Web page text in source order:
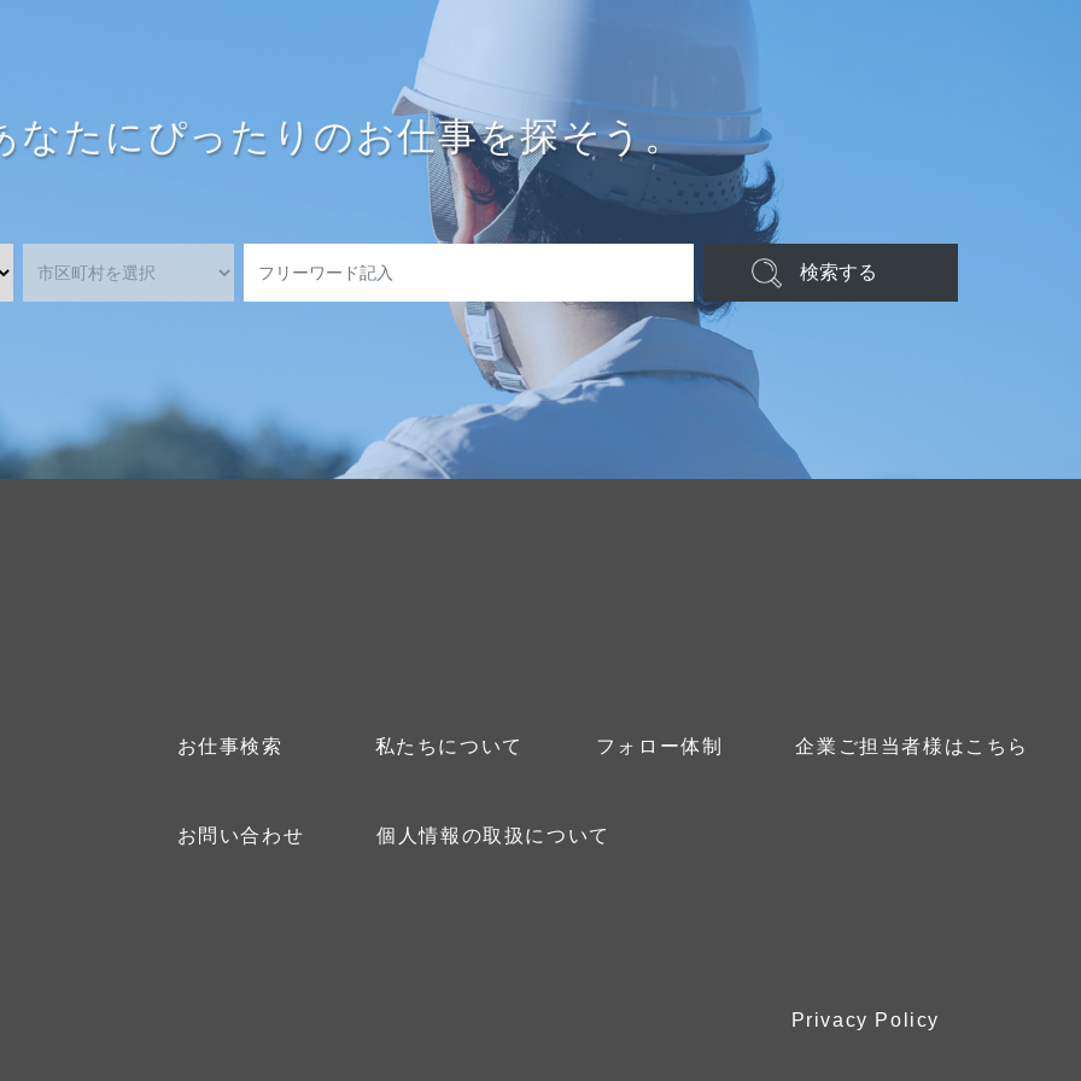
なたにぴったりのお仕事を探そう。
検索する
お仕事検索 私たちについて フォロー体制 企業ご担当者様はこちら
お問い合わせ 個人情報の取扱について
Privacy Policy